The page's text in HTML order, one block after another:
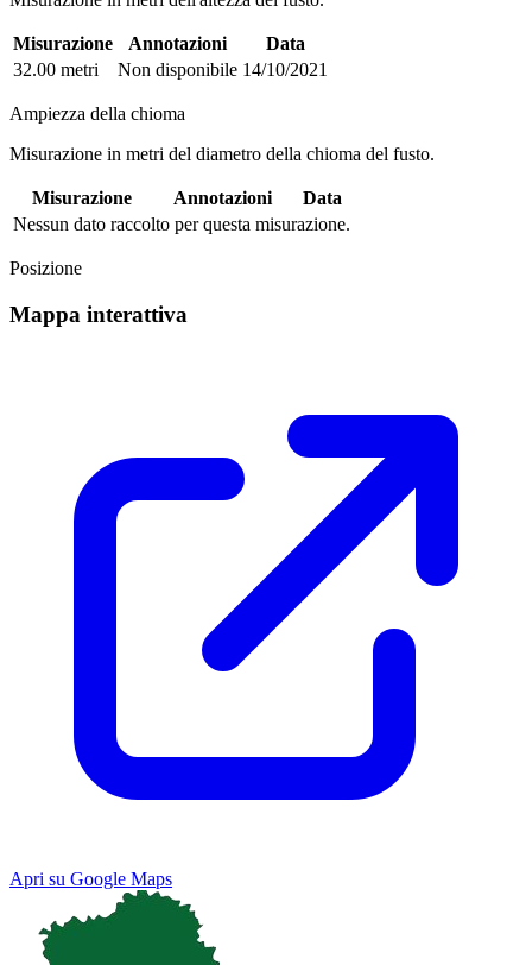
Misurazione Annotazioni
Data
32.00 metri
Non disponibile 14/10/2021
Ampiezza della chioma
Misurazione in metri del diametro della chioma del fusto.
Misurazione Annotazioni
Data
Nessun dato raccolto per questa misurazione.
Posizione
Mappa interattiva
Apri su Google Maps
Map Satellite
Keyboard shortcuts